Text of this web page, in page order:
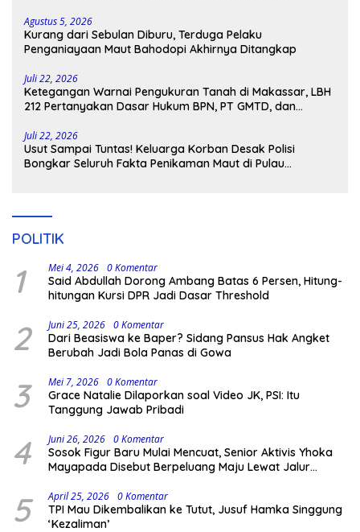
Agustus 5, 2026
Kurang dari Sebulan Diburu, Terduga Pelaku
Penganiayaan Maut Bahodopi Akhirnya Ditangkap
Juli 22, 2026
Ketegangan Warnai Pengukuran Tanah di Makassar, LBH
212 Pertanyakan Dasar Hukum BPN, PT GMTD, dan
Juli 22, 2026
Usut Sampai Tuntas! Keluarga Korban Desak Polisi
Bongkar Seluruh Fakta Penikaman Maut di Pulau
POLITIK
1 Mei 4, 2026 0 Komentar
Said Abdullah Dorong Ambang Batas 6 Persen, Hitung-
hitungan Kursi DPR Jadi Dasar Threshold
2 Juni 25, 2026 0 Komentar
Dari Beasiswa ke Baper? Sidang Pansus Hak Angket
Berubah Jadi Bola Panas di Gowa
3 Mei 7, 2026 0 Komentar
Grace Natalie Dilaporkan soal Video JK, PSI: Itu
Tanggung Jawab Pribadi
4 Juni 26, 2026 0 Komentar
Sosok Figur Baru Mulai Mencuat, Senior Aktivis Yhoka
Mayapada Disebut Berpeluang Maju Lewat Jalur
5 April 25, 2026 0 Komentar
TPI Mau Dikembalikan ke Tutut, Jusuf Hamka Singgung
‘Kezaliman’